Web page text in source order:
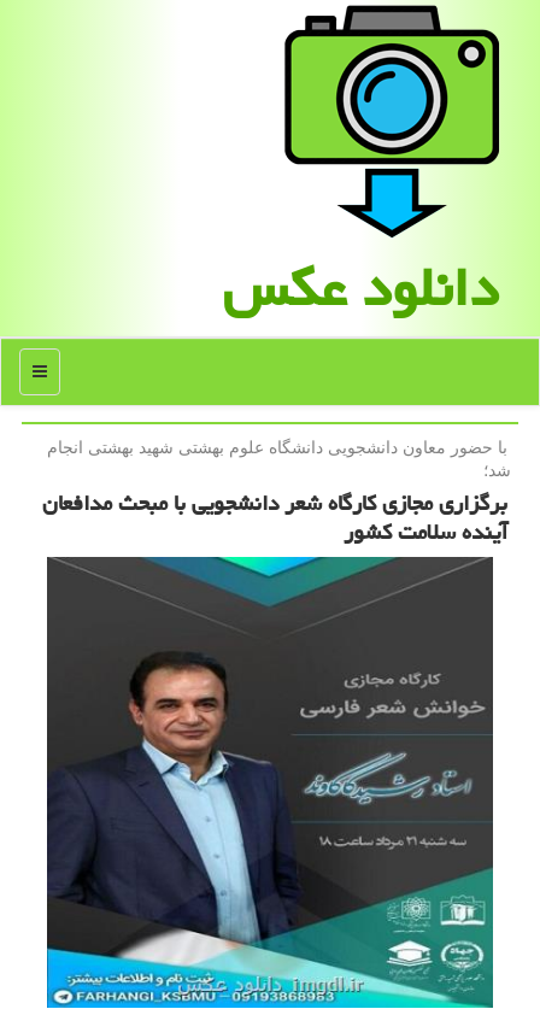
دانلود عكس
منو
با حضور معاون دانشجویی دانشگاه علوم بهشتی شهید بهشتی انجام
شد؛
برگزاری مجازی كارگاه شعر دانشجویی با مبحث مدافعان
آینده سلامت كشور